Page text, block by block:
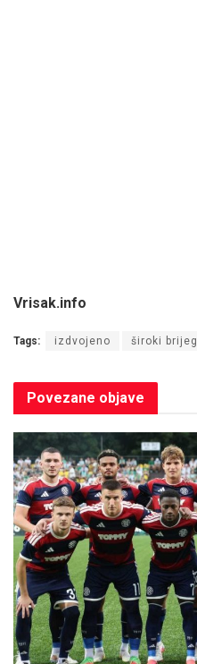
Vrisak.info
Tags: izdvojeno široki brijeg
Povezane objave